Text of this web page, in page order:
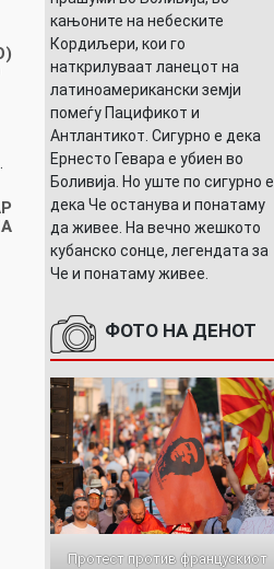
кањоните на небеските
Кордиљери, кои го
наткрилуваат ланецот на
латиноамерикански земји
помеѓу Пацификот и
Антлантикот. Сигурно е дека
Ернесто Гевара е убиен во
Боливија. Но уште по сигурно е
дека Че останува и понатаму
да живее. На вечно жешкото
кубанско сонце, легендата за
Че и понатаму живее.
ФОТО НА ДЕНОТ
Протест против францускиот